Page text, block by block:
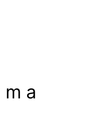
m a